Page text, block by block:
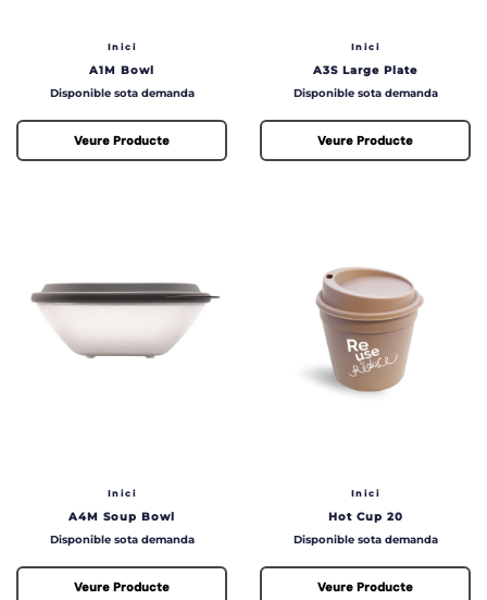
Inici
A1M Bowl
Preu
Disponible sota demanda
Veure Producte
Inici
A3S Large Plate
Preu
Disponible sota demanda
Veure Producte
Inici
A4M Soup Bowl
Preu
Disponible sota demanda
Veure Producte
Inici
Hot Cup 20
Preu
Disponible sota demanda
Veure Producte